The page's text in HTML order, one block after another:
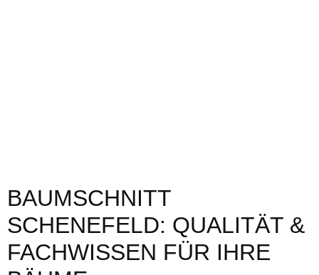
BAUMSCHNITT
SCHENEFELD: QUALITÄT &
FACHWISSEN FÜR IHRE